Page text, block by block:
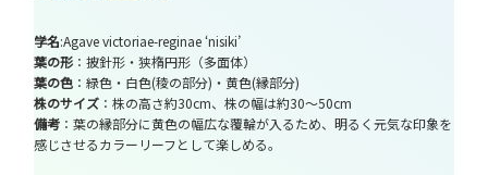
学名:Agave victoriae-reginae ‘nisiki’
葉の形 ：披針形・狭楕円形（多面体）
葉の色 ：緑色・白色(稜の部分)・黄色(縁部分)
株のサイズ ：株の高さ約30cm、株の幅は約30～50cm
備考 ：葉の縁部分に黄色の幅広な覆輪が入るため、明るく元気な印象を
感じさせるカラーリーフとして楽しめる。